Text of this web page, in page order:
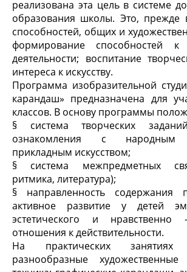
реализована эта цель в системе
образования школы. Это, прежде
способностей, общих и
формирование способностей к
деятельности; воспитание
интереса к искусству.
Программа изобразительной
карандаш» предназначена для
классов. В основу программы
§ система творческих
ознакомления с народным
прикладным искусством;
§ система межпредметных
ритмика, литература);
§ направленность содержания
активное развитие у детей
эстетического и нравственно
отношения к действительности.
На практических занятиях
разнообразные